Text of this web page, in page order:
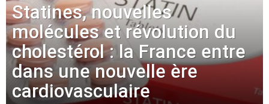
Statines, nouvelles
molécules et révolution du
cholestérol : la France entre
dans une nouvelle ère
cardiovasculaire